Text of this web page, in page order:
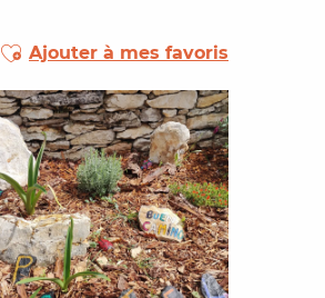
Ajouter aux favoris
Ajouter à mes favoris